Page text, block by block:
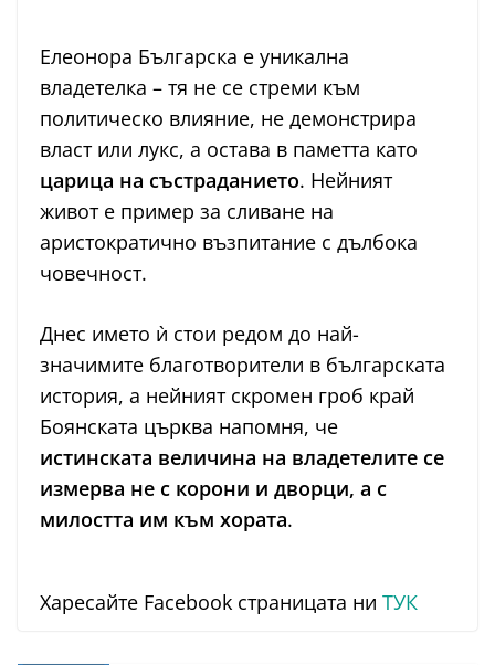
Елеонора Българска е уникална
владетелка – тя не се стреми към
политическо влияние, не демонстрира
власт или лукс, а остава в паметта като
царица на състраданието. Нейният
живот е пример за сливане на
аристократично възпитание с дълбока
човечност.
Днес името ѝ стои редом до най-
значимите благотворители в българската
история, а нейният скромен гроб край
Боянската църква напомня, че
истинската величина на владетелите се
измерва не с корони и дворци, а с
милостта им към хората.
Харесайте Facebook страницата ни ТУК